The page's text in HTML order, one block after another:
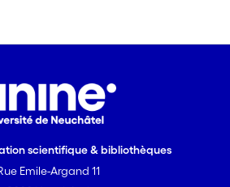
scientifique & bibliothèques
Emile-Argand 11